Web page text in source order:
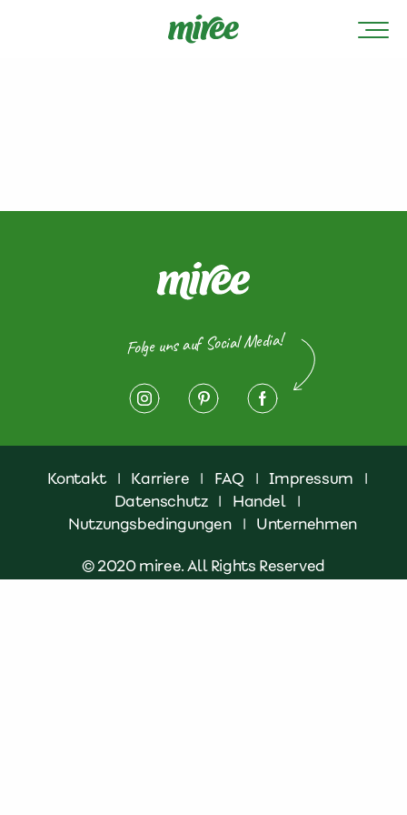
Folge uns auf Social Media!
Kontakt | Karriere | FAQ | Impressum
|
Datenschutz | Handel
|
Nutzungsbedingungen
| Unternehmen
© 2020 miree. All Rights Reserved